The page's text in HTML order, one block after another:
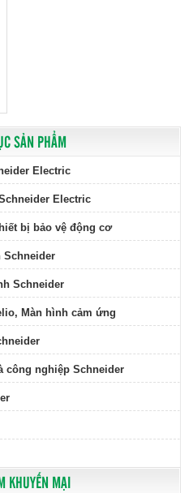
SẢN PHẨM
Electric
Electric
bị bảo vệ động cơ
Schneider
Schneider
Màn hình cảm ứng
công nghiệp Schneider
KHUYẾN MẠI